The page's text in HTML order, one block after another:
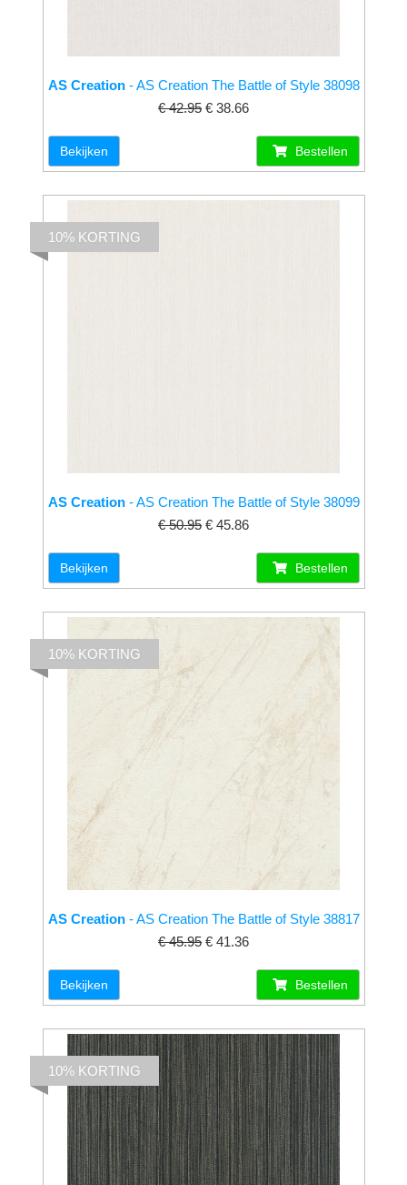
AS Creation- AS Creation The Battle of Style 38098
€ 42.95 € 38.66
Bekijken Bestellen
AS Creation- AS Creation The Battle of Style 38099
€ 50.95 € 45.86
10% KORTING
Bekijken Bestellen
AS Creation- AS Creation The Battle of Style 38817
€ 45.95 € 41.36
10% KORTING
Bekijken Bestellen
10% KORTING